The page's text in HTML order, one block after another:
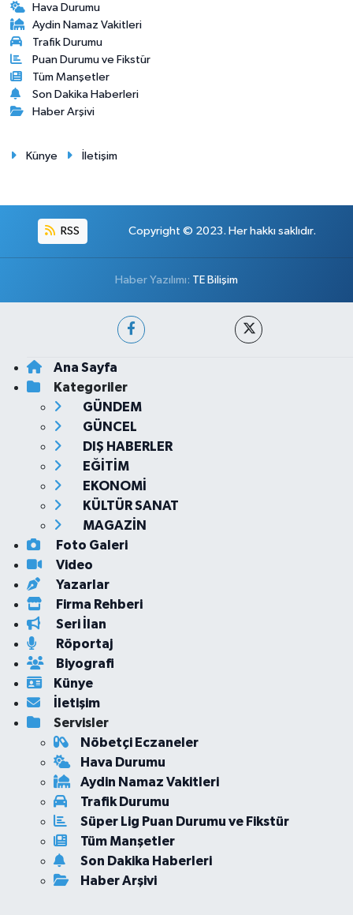
Hava Durumu
Aydin Namaz Vakitleri
Trafik Durumu
Puan Durumu ve Fikstür
Tüm Manşetler
Son Dakika Haberleri
Haber Arşivi
Künye İletişim
RSS Copyright © 2023. Her hakkı saklıdır.
Haber Yazılımı: TE Bilişim
Ana Sayfa
Kategoriler
GÜNDEM
GÜNCEL
DIŞ HABERLER
EĞİTİM
EKONOMİ
KÜLTÜR SANAT
MAGAZİN
Foto Galeri
Video
Yazarlar
Firma Rehberi
Seri İlan
Röportaj
Biyografi
Künye
İletişim
Servisler
Nöbetçi Eczaneler
Hava Durumu
Aydin Namaz Vakitleri
Trafik Durumu
Süper Lig Puan Durumu ve Fikstür
Tüm Manşetler
Son Dakika Haberleri
Haber Arşivi